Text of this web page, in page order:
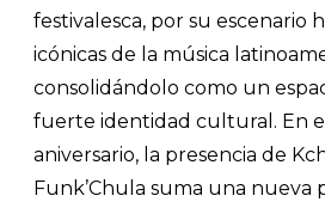
festivalesca, por su escenario
icónicas de la música
consolidándolo como un
fuerte identidad cultural. En
aniversario, la presencia de
Funk’Chula suma una nueva